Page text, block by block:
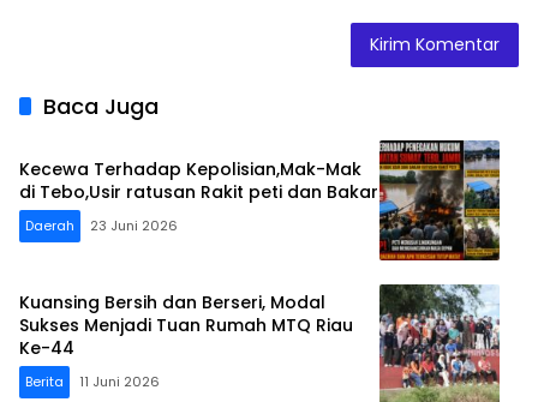
Baca Juga
Kecewa Terhadap Kepolisian,Mak-Mak
di Tebo,Usir ratusan Rakit peti dan Bakar
Daerah 23 Juni 2026
Kuansing Bersih dan Berseri, Modal
Sukses Menjadi Tuan Rumah MTQ Riau
Ke-44
Berita 11 Juni 2026